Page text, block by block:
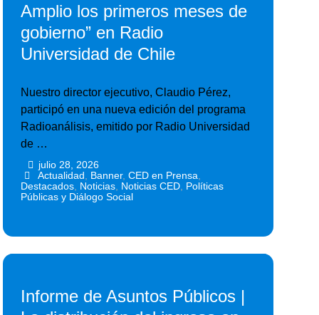
Amplio los primeros meses de
gobierno” en Radio
Universidad de Chile
Nuestro director ejecutivo, Claudio Pérez,
participó en una nueva edición del programa
Radioanálisis, emitido por Radio Universidad
de …
julio 28, 2026
Actualidad Banner, CED en Prensa
Destacados Noticias Noticias CED Políticas
Públicas y Diálogo Social
Informe de Asuntos Públicos |